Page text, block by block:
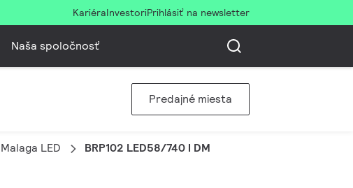
KariéraInvestoriPrihlásiť na newsletter
Naša spoločnosť
Predajné miesta
LED BRP102 LED58/740 I DM